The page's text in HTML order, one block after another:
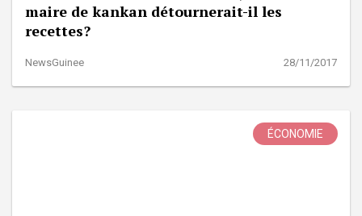
maire de kankan détournerait-il les
recettes?
NewsGuinee 28/11/2017
ÉCONOMIE